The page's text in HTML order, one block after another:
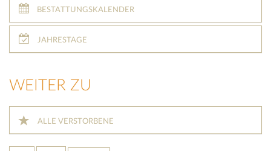
BESTATTUNGSKALENDER
JAHRESTAGE
WEITER ZU
ALLE VERSTORBENE